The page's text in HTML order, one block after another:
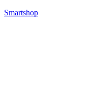
Smartshop